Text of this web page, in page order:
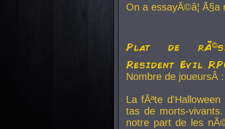
On a essayÃ©â¦
Plat de
Resident Evil
Nombre de
La fÃªte
tas de morts-
notre part de les